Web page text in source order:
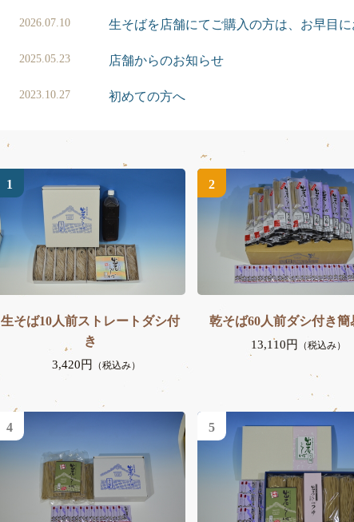
2026.07.10 生そばを店舗にてご購入の方は、お早目
2025.05.23 店舗からのお知らせ
2023.10.27 初めての方へ
1
生そば10人前ストレートダシ付
き
3,420円 （税込み）
2
乾そば60人前ダシ付き簡
13,110円 （税込み）
4 5